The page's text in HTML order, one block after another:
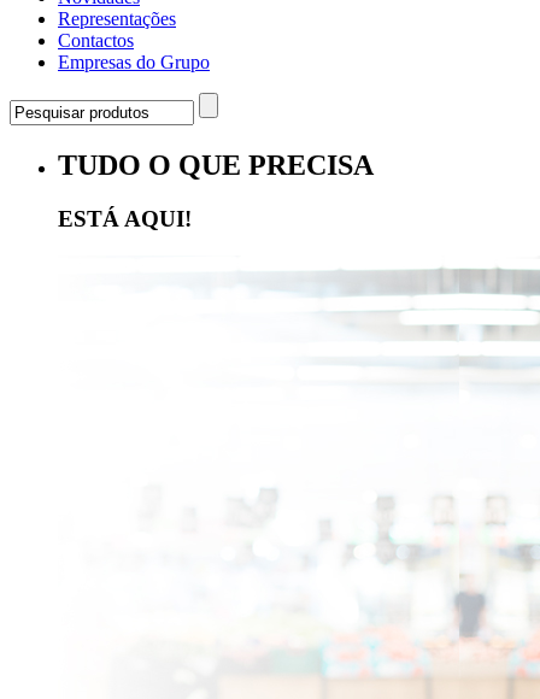
Representações
Contactos
Empresas do Grupo
TUDO O QUE PRECISA
ESTÁ AQUI!